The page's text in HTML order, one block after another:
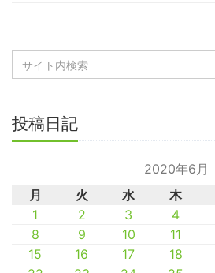
投稿日記
2020年6月
月
火 水 木
1
2 3 4
8
9 10 11
15
16 17 18